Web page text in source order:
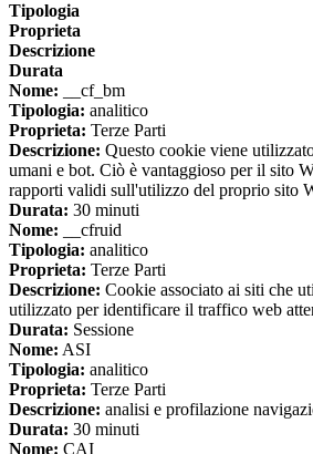
Tipologia
Proprieta
Descrizione
Durata
Nome: __cf_bm
Tipologia: analitico
Proprieta: Terze Parti
Descrizione: Questo cookie viene
umani e bot. Ciò è vantaggioso per il sito
rapporti validi sull'utilizzo del proprio sito
Durata: 30 minuti
Nome: __cfruid
Tipologia: analitico
Proprieta: Terze Parti
Descrizione: Cookie associato ai siti che
utilizzato per identificare il traffico web
Durata: Sessione
Nome: ASI
Tipologia: analitico
Proprieta: Terze Parti
Descrizione: analisi e profilazione
Durata: 30 minuti
Nome: CAI